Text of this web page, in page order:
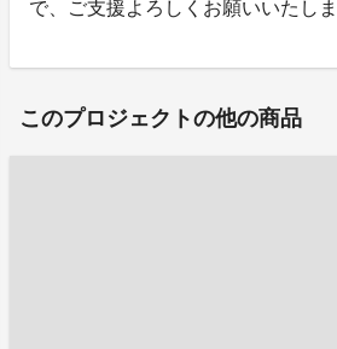
で、ご支援よろしくお願いいたしま
このプロジェクトの他の商品